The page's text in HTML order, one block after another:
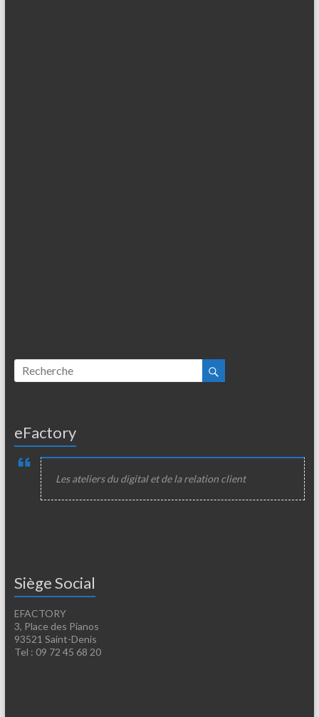
eFactory
Les ateliers du digital et de la relation client
Siège Social
EFACTORY
3, Place des Pianos
93521 Saint-Denis
Tel : 09 72 45 68 20